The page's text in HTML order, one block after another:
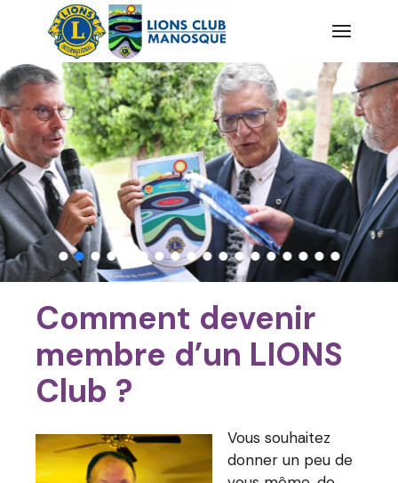
contenu
Comment devenir
membre d’un LIONS
Club ?
Vous souhaitez
donner un peu de